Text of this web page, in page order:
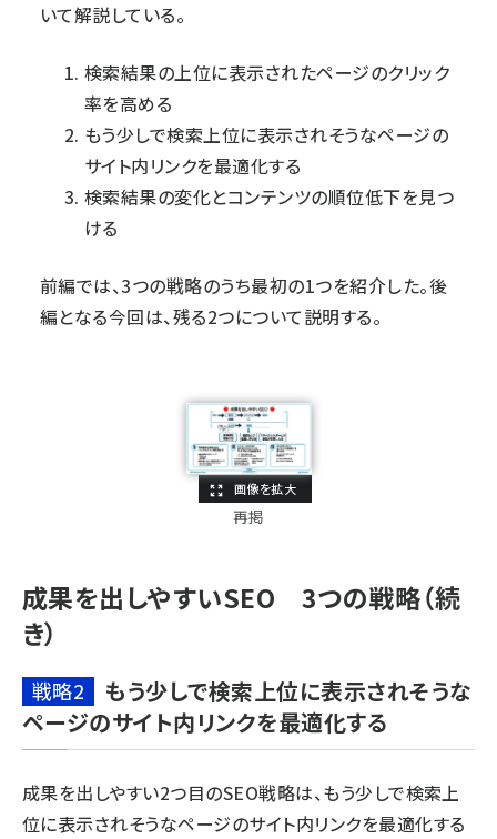
いて解説している。
検索結果の上位に表示されたページのクリック
率を高める
もう少しで検索上位に表示されそうなページの
サイト内リンクを最適化する
検索結果の変化とコンテンツの順位低下を見つ
ける
前編では、3つの戦略のうち最初の1つを紹介した。後
編となる今回は、残る2つについて説明する。
再掲
成果を出しやすいSEO 3つの戦略（続
き）
戦略2
もう少しで検索上位に表示されそうな
ページのサイト内リンクを最適化する
成果を出しやすい2つ目のSEO戦略は、もう少しで検索上
位に表示されそうなページのサイト内リンクを最適化する